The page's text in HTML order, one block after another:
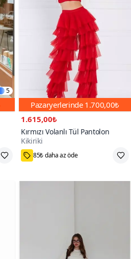
5
Pazaryerlerinde 1.700,00₺
1.615,00₺
Kırmızı Volanlı Tül Pantolon
Kikiriki
100+
85₺ daha az öde